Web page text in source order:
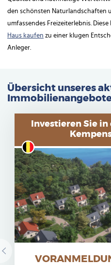
den schönsten Naturlandschaften
umfassendes Freizeiterlebnis.
Haus kaufen zu einer klugen
Anleger.
Übersicht unseres
Investieren Sie